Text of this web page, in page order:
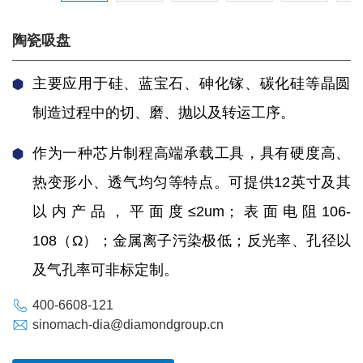
陶瓷吸盘
主要应用于硅、蓝宝石、砷化镓、碳化硅等晶圆
制造过程中的切、磨、抛以及转运工序。
作为一种芯片制程高端承载工具，具有硬度高、
热变形小、透气均匀等特点。可提供12英寸及其
以内产品，平面度≤2um；表面电阻106-
108（Ω）；金属离子污染极低；反光率、孔径以
及气孔率可非标定制。
400-6608-121
sinomach-dia@diamondgroup.cn